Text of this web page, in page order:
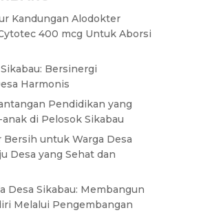
Kandungan Alodokter
400 mcg Untuk Aborsi
Bersinergi
Harmonis
Pendidikan yang
di Pelosok Sikabau
Bersih untuk Warga Desa
Desa yang Sehat dan
Desa Sikabau: Membangun
Melalui Pengembangan